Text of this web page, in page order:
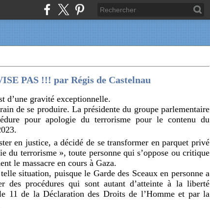
PAS !!! par Régis de Castelnau
d’une gravité exceptionnelle.
de se produire. La présidente du groupe parlementaire
pour apologie du terrorisme pour le contenu du
en justice, a décidé de se transformer en parquet privé
du terrorisme », toute personne qui s’oppose ou critique
le massacre en cours à Gaza.
situation, puisque le Garde des Sceaux en personne a
des procédures qui sont autant d’atteinte à la liberté
11 de la Déclaration des Droits de l’Homme et par la